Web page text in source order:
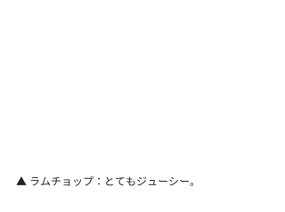
▲ ラムチョップ：とてもジューシー。